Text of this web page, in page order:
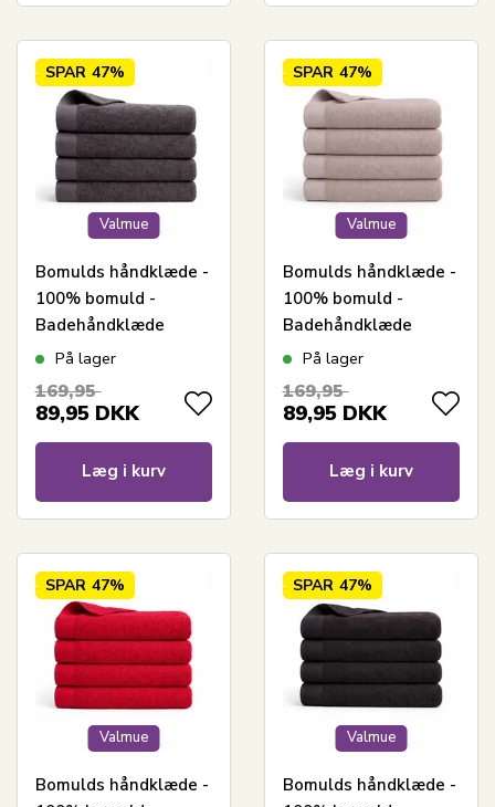
Valmue
SPAR 47%
Bomulds håndklæde -
100% bomuld -
Badehåndklæde
70x140 cm - Valmue -
På lager
169,95
89,95 DKK
Læg i kurv
Valmue
SPAR 47%
Bomulds håndklæde -
100% bomuld -
Badehåndklæde
70x140 cm - Valmue -
På lager
169,95
89,95 DKK
Læg i kurv
Valmue
SPAR 47%
Bomulds håndklæde -
Valmue
SPAR 47%
Bomulds håndklæde -